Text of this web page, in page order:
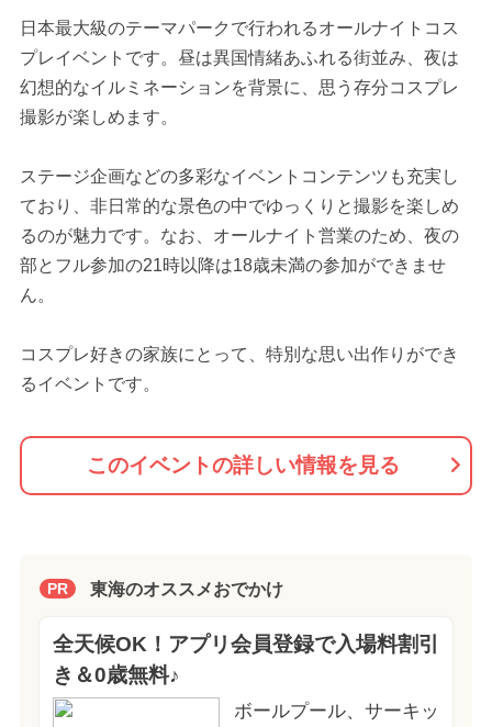
日本最大級のテーマパークで行われるオールナイトコス
プレイベントです。昼は異国情緒あふれる街並み、夜は
幻想的なイルミネーションを背景に、思う存分コスプレ
撮影が楽しめます。
ステージ企画などの多彩なイベントコンテンツも充実し
ており、非日常的な景色の中でゆっくりと撮影を楽しめ
るのが魅力です。なお、オールナイト営業のため、夜の
部とフル参加の21時以降は18歳未満の参加ができませ
ん。
コスプレ好きの家族にとって、特別な思い出作りができ
るイベントです。
このイベントの詳しい情報を見る
PR 東海のオススメおでかけ
全天候OK！アプリ会員登録で入場料割引
き＆0歳無料♪
ボールプール、サーキッ